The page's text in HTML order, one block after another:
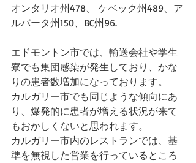
オンタリオ州478、 ケベック州489、ア
ルバータ州150、BC州96.
エドモントン市では、輸送会社や学生
寮でも集団感染が発生しており、かな
りの患者数増加になっております。
カルガリー市でも同じような傾向にあ
り、爆発的に患者が増える状況が来て
もおかしくないと思われます。
カルガリー市内のレストランでは、基
準を無視した営業を行っているところ